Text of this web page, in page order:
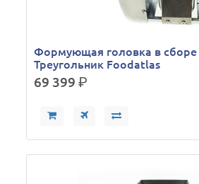
Формующая головка в сборе
Треугольник Foodatlas
69 399р.